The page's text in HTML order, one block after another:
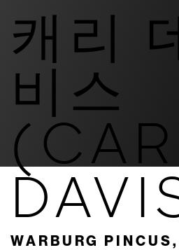
캐리
비스
WARBURG